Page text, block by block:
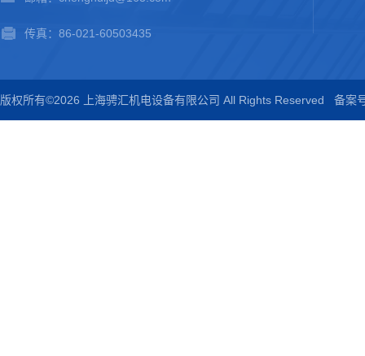
传真：86-021-60503435
版权所有©2026 上海骋汇机电设备有限公司 All Rights Reserved 备案